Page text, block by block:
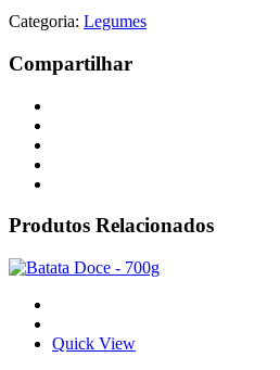
Categoria: Legumes
Compartilhar
Produtos Relacionados
Quick View